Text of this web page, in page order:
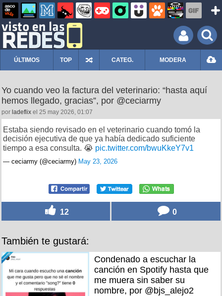
ÚLTIMOS TOP CATEG. MODERA
Yo cuando veo la factura del veterinario: “hasta aquí
hemos llegado, gracias”, por @ceciarmy
por ladeflix el 25 may 2026, 01:07
Estaba siendo revisado en el veterinario cuando tomó la
decisión ejecutiva de que ya había dedicado suficiente
tiempo a esa consulta. 😭 pic.twitter.com/bwuKkeY7v1
— ceciarmy (@ceciarmy) May 23, 2026
12 0
También te gustará:
Condenado a escuchar la
canción en Spotify hasta que
me muera sin saber su
nombre, por @bjs_alejo2